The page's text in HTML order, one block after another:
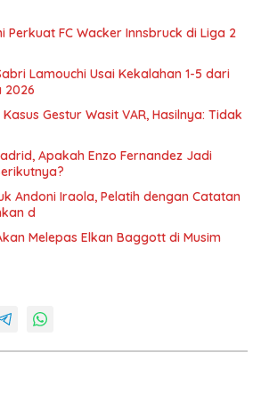
Perkuat FC Wacker Innsbruck di Liga 2
Lamouchi Usai Kekalahan 1-5 dari
2026
Gestur Wasit VAR, Hasilnya: Tidak
Apakah Enzo Fernandez Jadi
Andoni Iraola, Pelatih dengan Catatan
d
Melepas Elkan Baggott di Musim